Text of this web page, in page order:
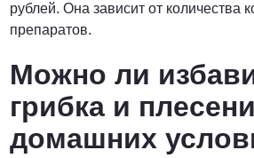
рублей. Она зависит от количества
препаратов.
Можно ли
грибка и
домашних